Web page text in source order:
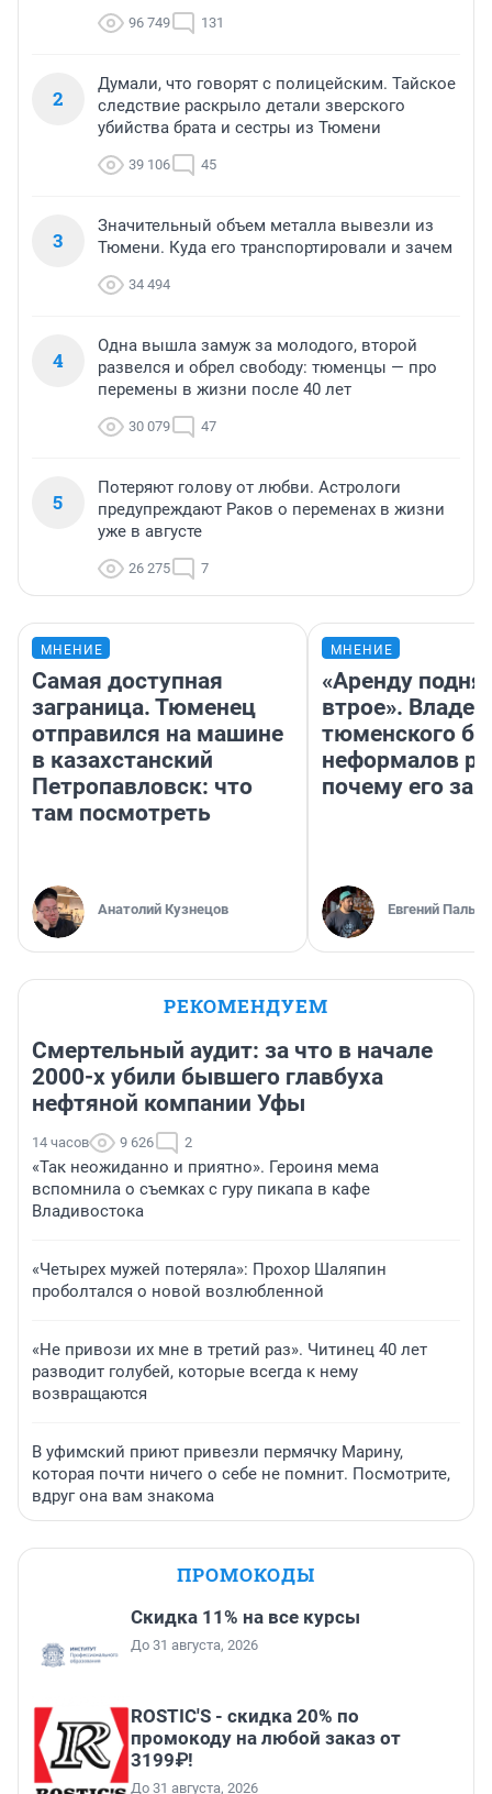
96 749 131
2
Думали, что говорят с полицейским. Тайское
следствие раскрыло детали зверского
убийства брата и сестры из Тюмени
39 106 45
3
Значительный объем металла вывезли из
Тюмени. Куда его транспортировали и зачем
34 494
4
Одна вышла замуж за молодого, второй
развелся и обрел свободу: тюменцы — про
перемены в жизни после 40 лет
30 079 47
5
Потеряют голову от любви. Астрологи
предупреждают Раков о переменах в жизни
уже в августе
26 275 7
МНЕНИЕ
Самая доступная
заграница. Тюменец
отправился на машине
в казахстанский
Петропавловск: что
там посмотреть
Анатолий Кузнецов
МНЕНИЕ
«Аренду
втрое».
тюменского
неформалов
почему его
Евгений
РЕКОМЕНДУЕМ
Смертельный аудит: за что в начале
2000-х убили бывшего главбуха
нефтяной компании Уфы
14 часов 9 626 2
«Так неожиданно и приятно». Героиня мема
вспомнила о съемках с гуру пикапа в кафе
Владивостока
«Четырех мужей потеряла»: Прохор Шаляпин
проболтался о новой возлюбленной
«Не привози их мне в третий раз». Читинец 40 лет
разводит голубей, которые всегда к нему
возвращаются
В уфимский приют привезли пермячку Марину,
которая почти ничего о себе не помнит. Посмотрите,
вдруг она вам знакома
ПРОМОКОДЫ
Скидка 11% на все курсы
До 31 августа, 2026
ROSTIC'S - скидка 20% по
промокоду на любой заказ от
3199₽!
До 31 августа, 2026